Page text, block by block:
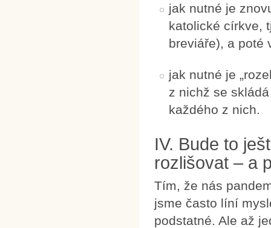
jak nutné je
katolické církve,
breviáře), a poté
jak nutné je
z nichž se
každého z nich.
IV. Bude to
rozlišovat – a
Tím, že nás
jsme často líní
podstatné. Ale až